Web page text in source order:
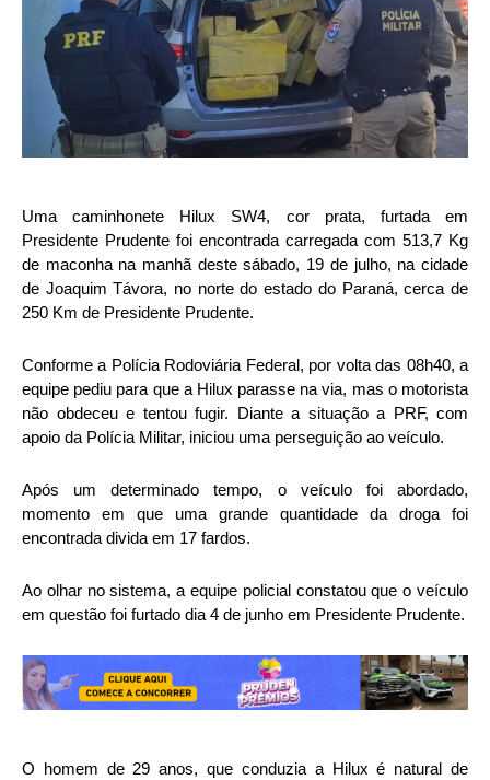
Uma caminhonete Hilux SW4, cor prata, furtada em
Presidente Prudente foi encontrada carregada com 513,7 Kg
de maconha na manhã deste sábado, 19 de julho, na cidade
de Joaquim Távora, no norte do estado do Paraná, cerca de
250 Km de Presidente Prudente.
Conforme a Polícia Rodoviária Federal, por volta das 08h40, a
equipe pediu para que a Hilux parasse na via, mas o motorista
não obdeceu e tentou fugir. Diante a situação a PRF, com
apoio da Polícia Militar, iniciou uma perseguição ao veículo.
Após um determinado tempo, o veículo foi abordado,
momento em que uma grande quantidade da droga foi
encontrada divida em 17 fardos.
Ao olhar no sistema, a equipe policial constatou que o veículo
em questão foi furtado dia 4 de junho em Presidente Prudente.
O homem de 29 anos, que conduzia a Hilux é natural de